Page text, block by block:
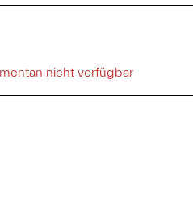
nicht verfügbar